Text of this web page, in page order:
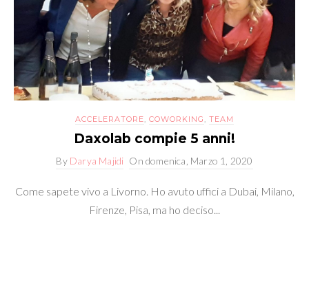
ACCELERATORE, COWORKING , TEAM
Daxolab compie 5 anni!
By Darya Majidi On domenica, Marzo 1, 2020
Come sapete vivo a Livorno. Ho avuto uffici a Dubai, Milano,
Firenze, Pisa, ma ho deciso...